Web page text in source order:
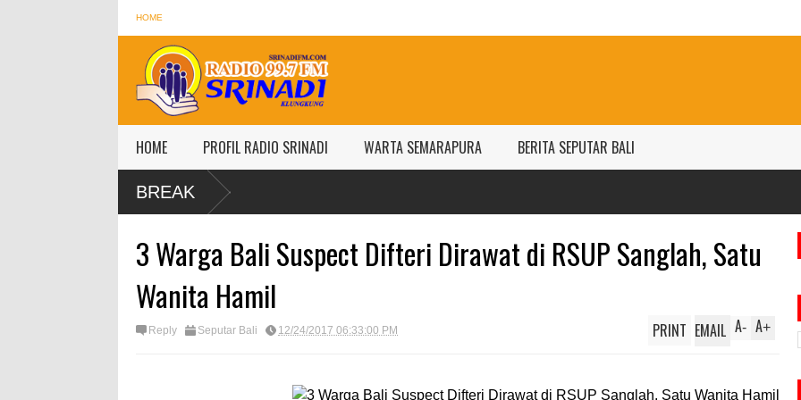
HOME
HOME PROFIL RADIO SRINADI WARTA SEMARAPURA BERITA SEPUTAR BALI
BREAK
Harga
3 Warga Bali Suspect Difteri Dirawat di RSUP Sanglah, Satu
Wanita Hamil
Reply Seputar Bali 12/24/2017 06:33:00 PM A+
A-
PRINT EMAIL